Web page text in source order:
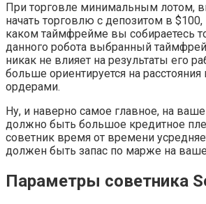
При торговле минимальным лотом,
начать торговлю с депозитом в
каком таймфрейме вы собираетесь
данного робота выбранный
никак не влияет на результаты его
больше ориентируется на
ордерами.
Ну, и наверно самое главное, на
должно быть большое кредитное
советник время от времени
должен быть запас по марже на
Параметры советника